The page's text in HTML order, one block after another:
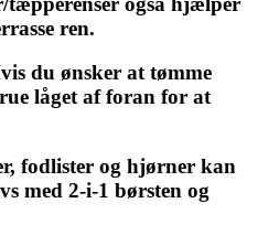
ren.
du ønsker at tømme
låget af foran for at
fodlister og hjørner kan
med 2-i-1 børsten og